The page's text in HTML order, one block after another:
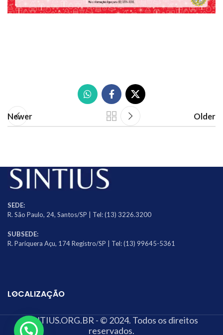
Newer Older
SEDE:
R. São Paulo, 24, Santos/SP | Tel: (13) 3226.3200
SUBSEDE:
R. Pariquera Açu, 174 Registro/SP | Tel: (13) 99645-5361
LOCALIZAÇÃO
SINTIUS.ORG.BR - © 2024. Todos os direitos
reservados.